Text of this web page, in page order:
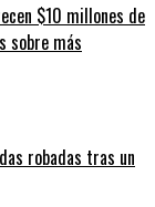
$10 millones de
sobre más
robadas tras un